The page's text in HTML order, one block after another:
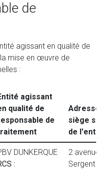
de
agissant en qualité de
mise en œuvre de
:
agissant
qualité de
de
Adresse
siège
de
DUNKERQUE
:
2 avenue
Sergent